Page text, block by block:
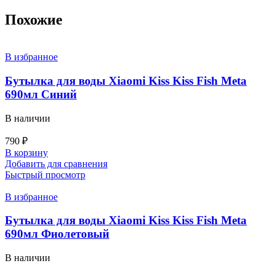
Похожие
В избранное
Бутылка для воды Xiaomi Kiss Kiss Fish Meta
690мл Синий
В наличии
790 ₽
В корзину
Добавить для сравнения
Быстрый просмотр
В избранное
Бутылка для воды Xiaomi Kiss Kiss Fish Meta
690мл Фиолетовый
В наличии